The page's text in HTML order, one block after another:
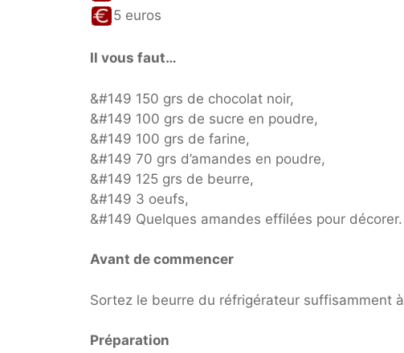
5 euros
Il vous faut…
&#149 150 grs de chocolat noir,
&#149 100 grs de sucre en poudre,
&#149 100 grs de farine,
&#149 70 grs d’amandes en poudre,
&#149 125 grs de beurre,
&#149 3 oeufs,
&#149 Quelques amandes effilées pour décorer.
Avant de commencer
Sortez le beurre du réfrigérateur suffisamment à
Préparation